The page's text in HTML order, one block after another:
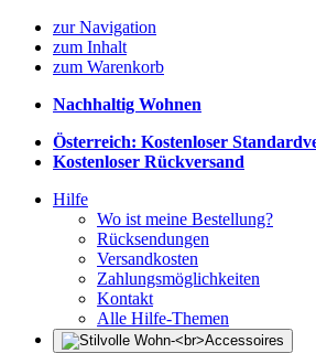
zur Navigation
zum Inhalt
zum Warenkorb
Nachhaltig Wohnen
Österreich: Kostenloser
Kostenloser Rückversand
Hilfe
Wo ist meine Bestellung?
Rücksendungen
Versandkosten
Zahlungsmöglichkeiten
Kontakt
Alle Hilfe-Themen